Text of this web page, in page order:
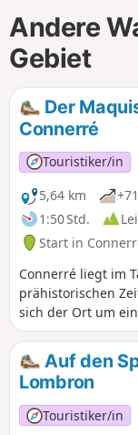
Andere
Gebiet
Der
Connerré
Touristiker/in
5,64 km
1:50 Std.
Start in
Connerré liegt im
prähistorischen
sich der Ort um
Kirche Saint-
Stadt, die Ende
umgeben war,
dank des Baus
des Aufschwungs
Königsstraße
Auf den
Lombron
Touristiker/in